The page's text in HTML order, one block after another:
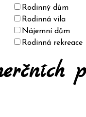
Rodinný dům
Rodinná vila
Nájemní dům
Rodinná rekreace